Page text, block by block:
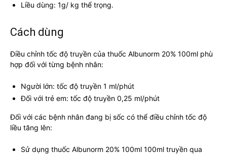
Liều dùng: 1g/ kg thể trọng.
Cách dùng
Điều chỉnh tốc độ truyền của thuốc Albunorm 20% 100ml phù
hợp đối với từng bệnh nhân:
Người lớn: tốc độ truyền 1 ml/phút
Đối với trẻ em: tốc độ truyền 0,25 ml/phút
Đối với các bệnh nhân đang bị sốc có thể điều chỉnh tốc độ
liều tăng lên:
Sử dụng thuốc Albunorm 20% 100ml 100ml truyền qua